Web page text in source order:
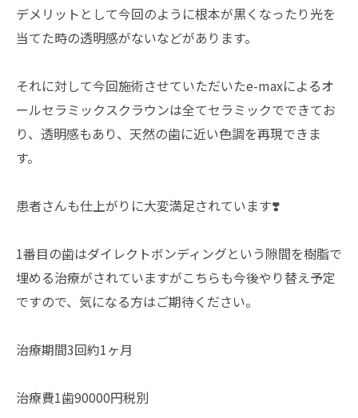
デメリットとして今回のように根本が黒くなったり光を
当てた時の透明感がないなどがあります。
それに対して今回施術させていただいたe-maxによるオ
ールセラミックスクラウンは全てセラミックでできてお
り、透明感もあり、天然の歯に近い色調を再現できま
す。
患者さんも仕上がりに大変満足されています❣️
1番目の歯はダイレクトボンディングという隙間を樹脂で
埋める治療がされていますがこちらも今後やり替え予定
ですので、気になる方はご期待ください。
治療期間3回約1ヶ月
治療費1歯90000円税別